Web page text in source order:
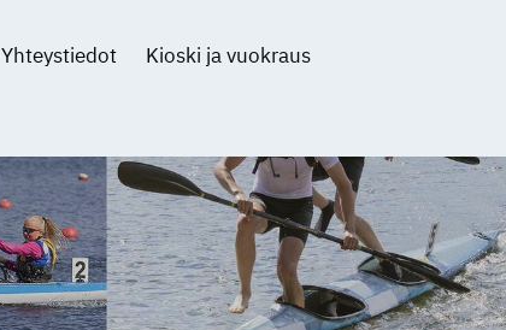
Yhteystiedot
Kioski ja vuokraus